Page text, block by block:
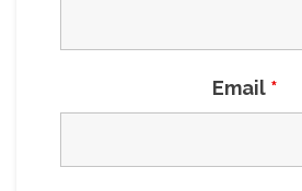
Email *